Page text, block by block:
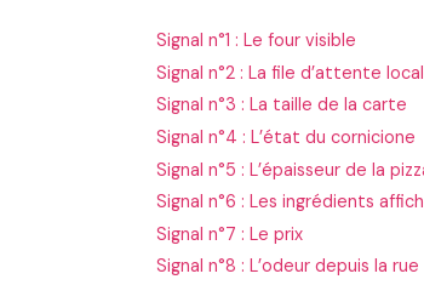
Signal n°1 : Le four visible
Signal n°2 : La file d’attente
Signal n°3 : La taille de la carte
Signal n°4 : L’état du cornicione
Signal n°5 : L’épaisseur de la
Signal n°6 : Les ingrédients
Signal n°7 : Le prix
Signal n°8 : L’odeur depuis la rue